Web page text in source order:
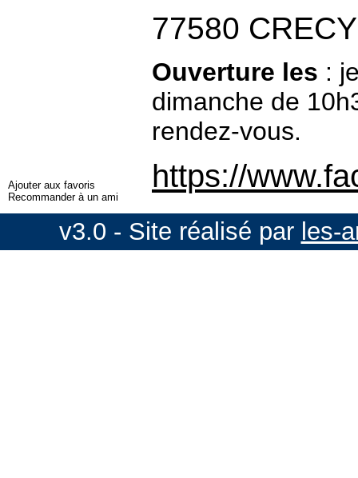
Ajouter aux favoris
Recommander à un ami
77580
Ouverture les :
dimanche de
rendez-vous.
https://
v3.0 - Site réalisé par les-